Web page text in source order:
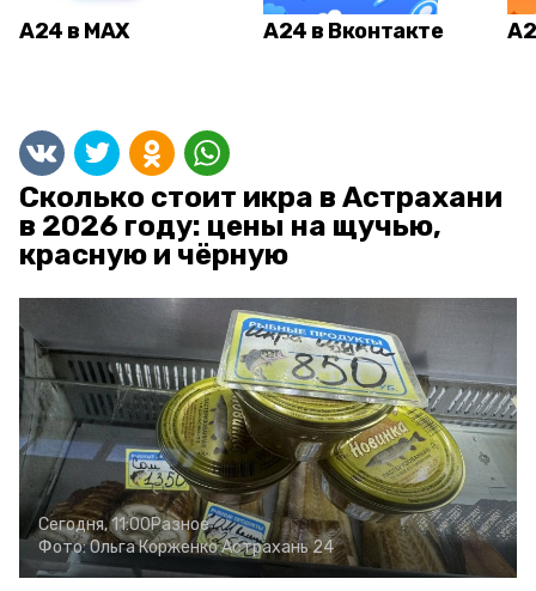
А24 в MAX А24 в Вконтакте
Сколько стоит икра в Астрахани
в 2026 году: цены на щучью,
красную и чёрную
Сегодня, 11:00Разное
Фото:Ольга КорженкоАстрахань 24